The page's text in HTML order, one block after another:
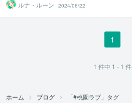
ルナ・ルーン
2024/06/22
1
1 件中 1 - 1 件
ホーム ブログ 「#桃園ラブ」タグ